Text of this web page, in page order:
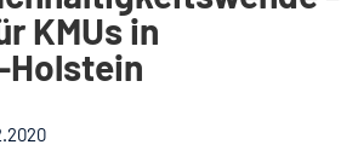
KMUs in